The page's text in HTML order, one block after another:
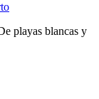
playas blancas y